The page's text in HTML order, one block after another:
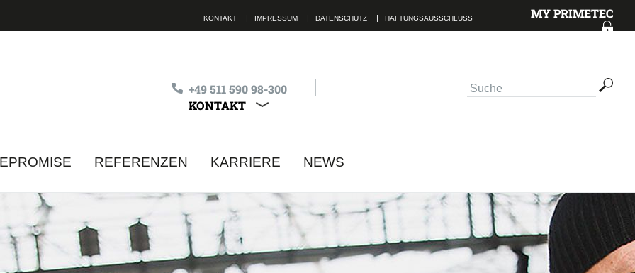
MY PRIMETEC
KONTAKT IMPRESSUM DATENSCHUTZ HAFTUNGSAUSSCHLUSS
+49 511 590 98-300
KONTAKT
Alle Felder sind Pflichtfelder Ich habe dieDatenschutzbestimmungengelesen. ABSENDEN
REFERENZEN KARRIERE NEWS